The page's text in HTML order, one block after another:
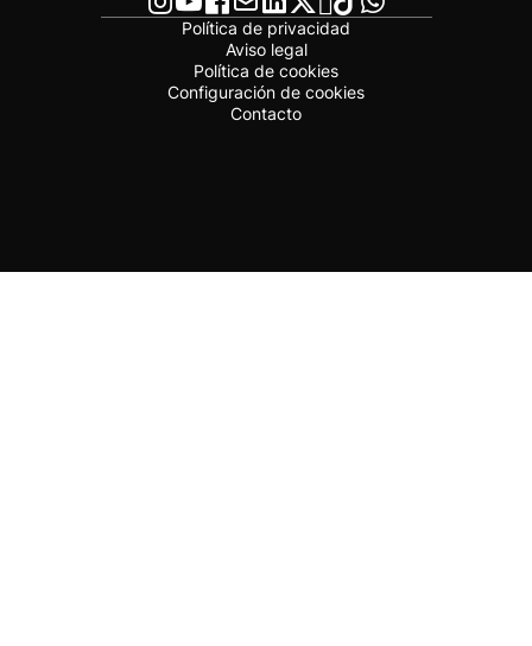
Política de privacidad
Aviso legal
Política de cookies
Configuración de cookies
Contacto